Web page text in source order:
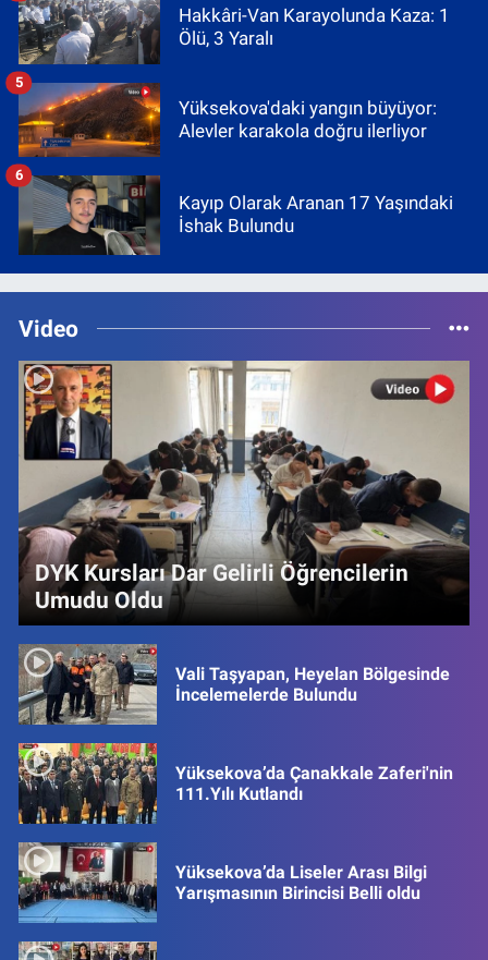
Hakkâri-Van Karayolunda Kaza: 1
Ölü, 3 Yaralı
Yüksekova'daki yangın büyüyor:
Alevler karakola doğru ilerliyor
5
Kayıp Olarak Aranan 17 Yaşındaki
İshak Bulundu
6
Video
DYK Kursları Dar Gelirli Öğrencilerin
Umudu Oldu
Vali Taşyapan, Heyelan Bölgesinde
İncelemelerde Bulundu
Yüksekova’da Çanakkale Zaferi'nin
111.Yılı Kutlandı
Yüksekova’da Liseler Arası Bilgi
Yarışmasının Birincisi Belli oldu